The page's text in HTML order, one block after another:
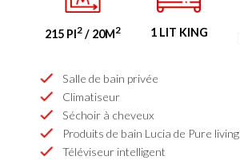
215 PI2 / 20M2 1 LIT KING
Salle de bain privée
Climatiseur
Séchoir à cheveux
Produits de bain Lucia de Pure living
Téléviseur intelligent